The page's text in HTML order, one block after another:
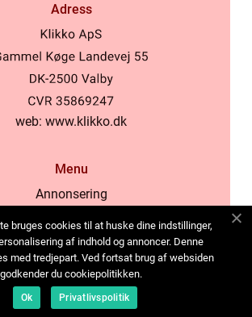
Adress
web: www.klikko.dk
Menu
Annonsering
Cookies
Kontakta oss
Sitemap
bruges cookies til at huske dine indstillinger,
af indhold og annoncer. Denne
med tredjepart. Ved fortsat brug af websiden
godkender du cookiepolitikken.
Ok Privatlivspolitik